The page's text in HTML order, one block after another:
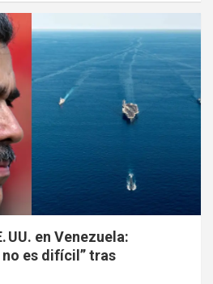
UU. en Venezuela:
no es difícil” tras